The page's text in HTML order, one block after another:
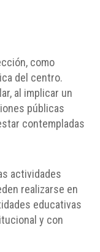
como
del centro.
al implicar un
públicas
contempladas
actividades
realizarse en
educativas
y con